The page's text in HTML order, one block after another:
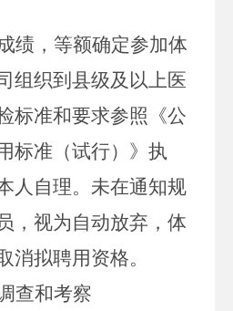
绩，等额确定参加体
组织到县级及以上医
标准和要求参照《公
标准（试行）》执
人自理。未在通知规
，视为自动放弃，体
消拟聘用资格。
查和考察